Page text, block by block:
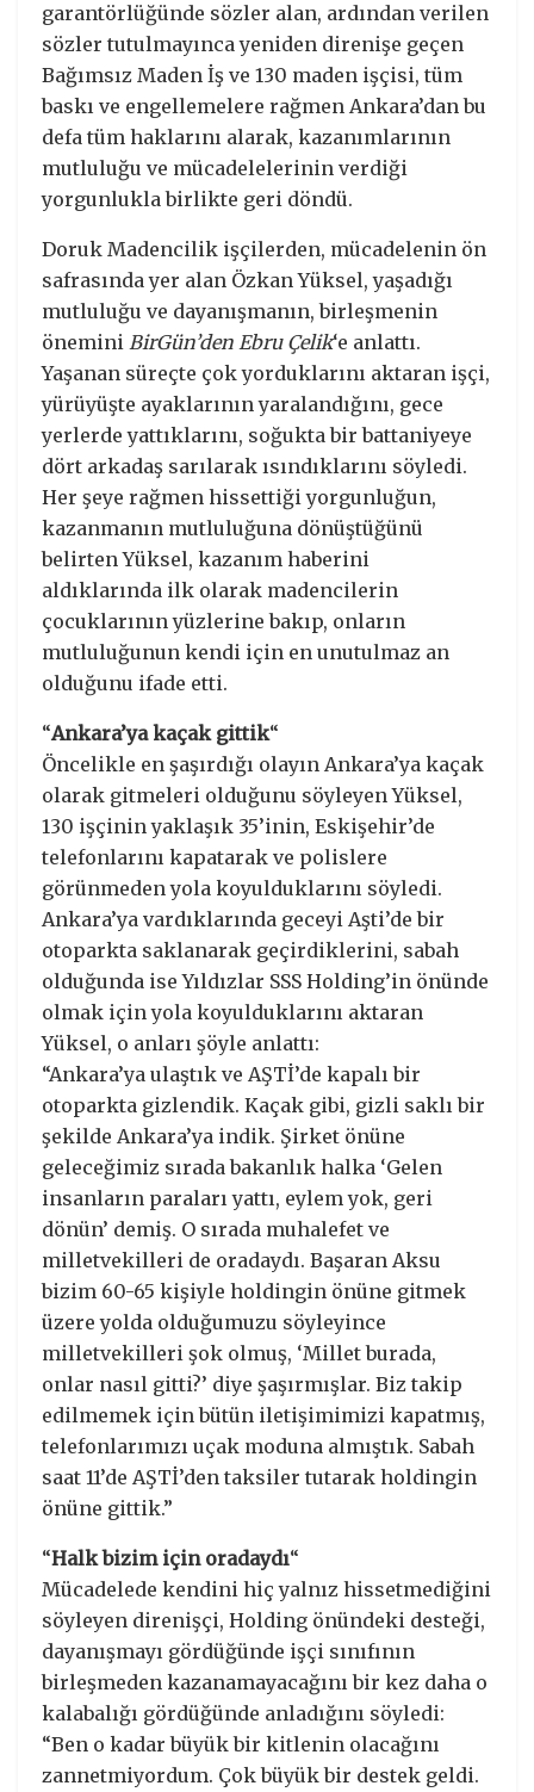
garantörlüğünde sözler alan, ardından verilen
sözler tutulmayınca yeniden direnişe geçen
Bağımsız Maden İş ve 130 maden işçisi, tüm
baskı ve engellemelere rağmen Ankara’dan bu
defa tüm haklarını alarak, kazanımlarının
mutluluğu ve mücadelelerinin verdiği
yorgunlukla birlikte geri döndü.
Doruk Madencilik işçilerden, mücadelenin ön
safrasında yer alan Özkan Yüksel, yaşadığı
mutluluğu ve dayanışmanın, birleşmenin
önemini BirGün’den Ebru Çelik‘e anlattı.
Yaşanan süreçte çok yorduklarını aktaran işçi,
yürüyüşte ayaklarının yaralandığını, gece
yerlerde yattıklarını, soğukta bir battaniyeye
dört arkadaş sarılarak ısındıklarını söyledi.
Her şeye rağmen hissettiği yorgunluğun,
kazanmanın mutluluğuna dönüştüğünü
belirten Yüksel, kazanım haberini
aldıklarında ilk olarak madencilerin
çocuklarının yüzlerine bakıp, onların
mutluluğunun kendi için en unutulmaz an
olduğunu ifade etti.
“Ankara’ya kaçak gittik“
Öncelikle en şaşırdığı olayın Ankara’ya kaçak
olarak gitmeleri olduğunu söyleyen Yüksel,
130 işçinin yaklaşık 35’inin, Eskişehir’de
telefonlarını kapatarak ve polislere
görünmeden yola koyulduklarını söyledi.
Ankara’ya vardıklarında geceyi Aşti’de bir
otoparkta saklanarak geçirdiklerini, sabah
olduğunda ise Yıldızlar SSS Holding’in önünde
olmak için yola koyulduklarını aktaran
Yüksel, o anları şöyle anlattı:
“Ankara’ya ulaştık ve AŞTİ’de kapalı bir
otoparkta gizlendik. Kaçak gibi, gizli saklı bir
şekilde Ankara’ya indik. Şirket önüne
geleceğimiz sırada bakanlık halka ‘Gelen
insanların paraları yattı, eylem yok, geri
dönün’ demiş. O sırada muhalefet ve
milletvekilleri de oradaydı. Başaran Aksu
bizim 60-65 kişiyle holdingin önüne gitmek
üzere yolda olduğumuzu söyleyince
milletvekilleri şok olmuş, ‘Millet burada,
onlar nasıl gitti?’ diye şaşırmışlar. Biz takip
edilmemek için bütün iletişimimizi kapatmış,
telefonlarımızı uçak moduna almıştık. Sabah
saat 11’de AŞTİ’den taksiler tutarak holdingin
önüne gittik.”
“Halk bizim için oradaydı“
Mücadelede kendini hiç yalnız hissetmediğini
söyleyen direnişçi, Holding önündeki desteği,
dayanışmayı gördüğünde işçi sınıfının
birleşmeden kazanamayacağını bir kez daha o
kalabalığı gördüğünde anladığını söyledi:
“Ben o kadar büyük bir kitlenin olacağını
zannetmiyordum. Çok büyük bir destek geldi.